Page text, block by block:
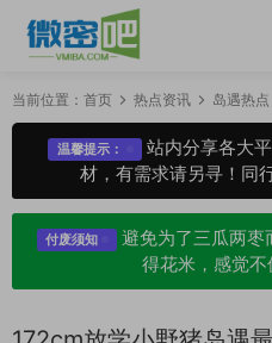
当前位置： 首页 热点资讯 岛遇热点
温馨提示：
站内分享各大
材，有需求请另寻！同
付废须知
避免为了三瓜两枣
得花米，感觉不